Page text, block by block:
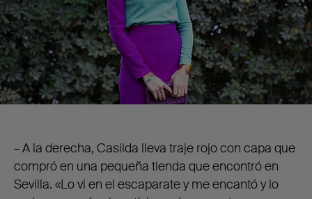
– A la derecha, Casilda lleva traje rojo con capa que
compró en una pequeña tienda que encontró en
Sevilla. «Lo vi en el escaparate y me encantó y lo